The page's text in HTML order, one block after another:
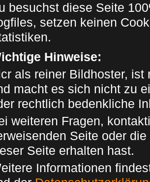
besuchst diese Seite
setzen keinen
Hinweise:
als reiner Bildhoster,
macht es sich nicht zu
rechtlich bedenkliche
weiteren Fragen,
Seite oder
Seite erhalten hast.
Informationen